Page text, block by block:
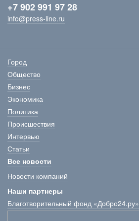
+7 902 991 97 28
info@press-line.ru
Город
Общество
Бизнес
Экономика
Политика
Происшествия
Интервью
Статьи
Все новости
Новости компаний
Наши партнеры
Благотворительный фонд «Добро24.ру»